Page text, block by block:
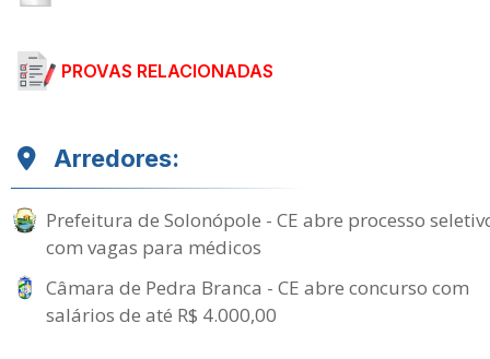
PROVAS RELACIONADAS
Arredores:
Prefeitura de Solonópole - CE abre processo
com vagas para médicos
Câmara de Pedra Branca - CE abre concurso com
salários de até R$ 4.000,00